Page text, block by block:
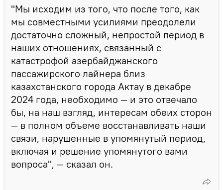
"Мы исходим из того, что после того, как
мы совместными усилиями преодолели
достаточно сложный, непростой период в
наших отношениях, связанный с
катастрофой азербайджанского
пассажирского лайнера близ
казахстанского города Актау в декабре
2024 года, необходимо — и это отвечало
бы, на наш взгляд, интересам обеих сторон
— в полном объеме восстанавливать наши
связи, нарушенные в упомянутый период,
включая и решение упомянутого вами
вопроса", — сказал он.